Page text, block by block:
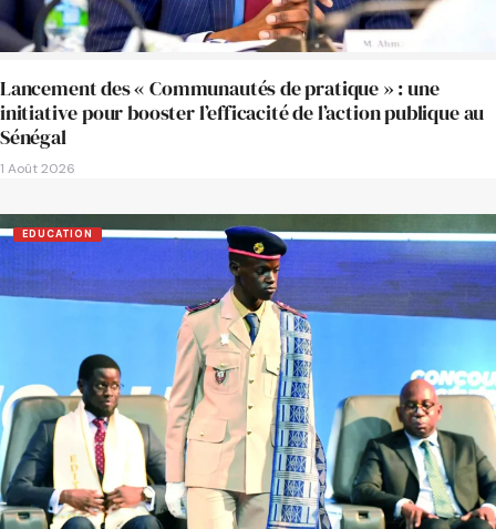
Lancement des « Communautés de pratique » : une
initiative pour booster l’efficacité de l’action publique au
Sénégal
1 Août 2026
EDUCATION